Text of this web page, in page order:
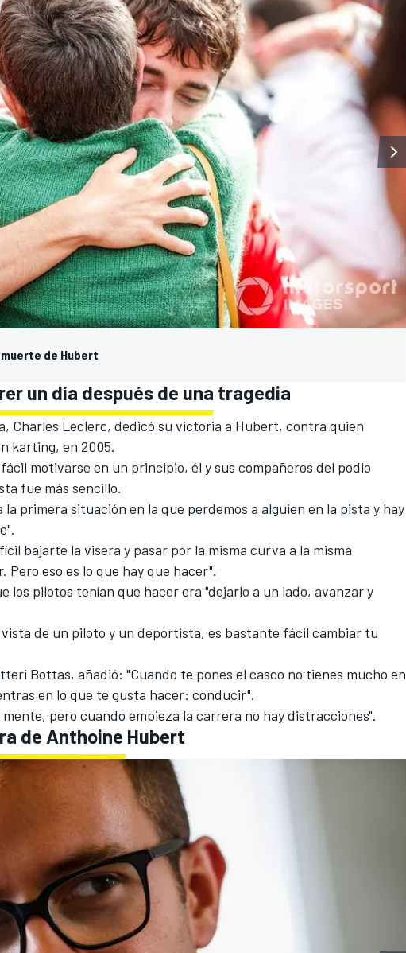
de Hubert
un día después de una tragedia
Charles Leclerc, dedicó su victoria a Hubert, contra quien
karting, en 2005.
motivarse en un principio, él y sus compañeros del podio
fue más sencillo.
primera situación en la que perdemos a alguien en la pista y hay
bajarte la visera y pasar por la misma curva a la misma
Pero eso es lo que hay que hacer".
los pilotos tenían que hacer era "dejarlo a un lado, avanzar y
de un piloto y un deportista, es bastante fácil cambiar tu
Bottas, añadió: "Cuando te pones el casco no tienes mucho en
en lo que te gusta hacer: conducir".
pero cuando empieza la carrera no hay distracciones".
de Anthoine Hubert